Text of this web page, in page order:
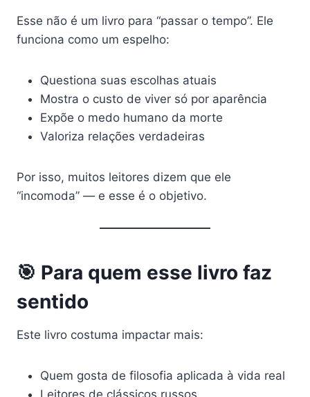
Esse não é um livro para “passar o tempo”. Ele
funciona como um espelho:
Questiona suas escolhas atuais
Mostra o custo de viver só por aparência
Expõe o medo humano da morte
Valoriza relações verdadeiras
Por isso, muitos leitores dizem que ele
“incomoda” — e esse é o objetivo.
🎯 Para quem esse livro faz
sentido
Este livro costuma impactar mais:
Quem gosta de filosofia aplicada à vida real
Leitores de clássicos russos